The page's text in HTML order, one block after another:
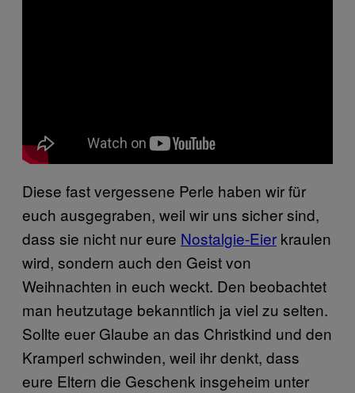
Diese fast vergessene Perle haben wir für
euch ausgegraben, weil wir uns sicher sind,
dass sie nicht nur eure Nostalgie-Eier kraulen
wird, sondern auch den Geist von
Weihnachten in euch weckt. Den beobachtet
man heutzutage bekanntlich ja viel zu selten.
Sollte euer Glaube an das Christkind und den
Kramperl schwinden, weil ihr denkt, dass
eure Eltern die Geschenk insgeheim unter